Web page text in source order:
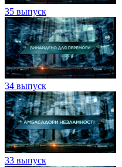
35 выпуск
34 выпуск
33 выпуск